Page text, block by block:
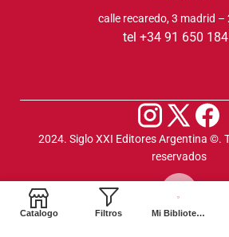
calle recaredo, 3 madrid –
tel +34 91 650
2024. Siglo XXI Editores Argentina ©️.
reservados
Catalogo Filtros Mi Biblioteca